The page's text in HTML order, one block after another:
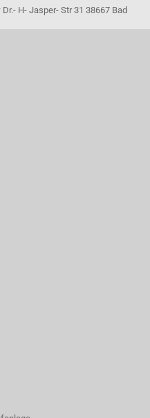
H- Jasper- Str 31 38667 Bad